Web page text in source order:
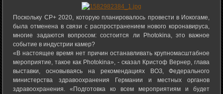
Поскольку CP+ 2020, которую планировалось провести в Иокогаме,
была отменена в связи с распространением нового коронавируса,
многие задаются вопросом: состоится ли Photokina, это важное
событие в индустрии камер?
«В настоящее время нет причин останавливать крупномасштабное
мероприятие, такое как Photokina», - сказал Кристоф Вернер, глава
выставки, основываясь на рекомендациях ВОЗ, Федерального
министерства здравоохранения Германии и местных органов
здравоохранения. «Подготовка ко всем мероприятиям и будет